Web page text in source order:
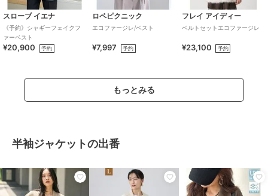
スローブ イエナ
《予約》シャギーフェイクフ
ァーベスト
¥20,900 予約
ロペピクニック
エコファージレ/ベスト
¥7,997 予約
フレイ アイディー
ベルトセットエコファージレ
¥23,100 予約
もっとみる
半袖ジャケットの出番